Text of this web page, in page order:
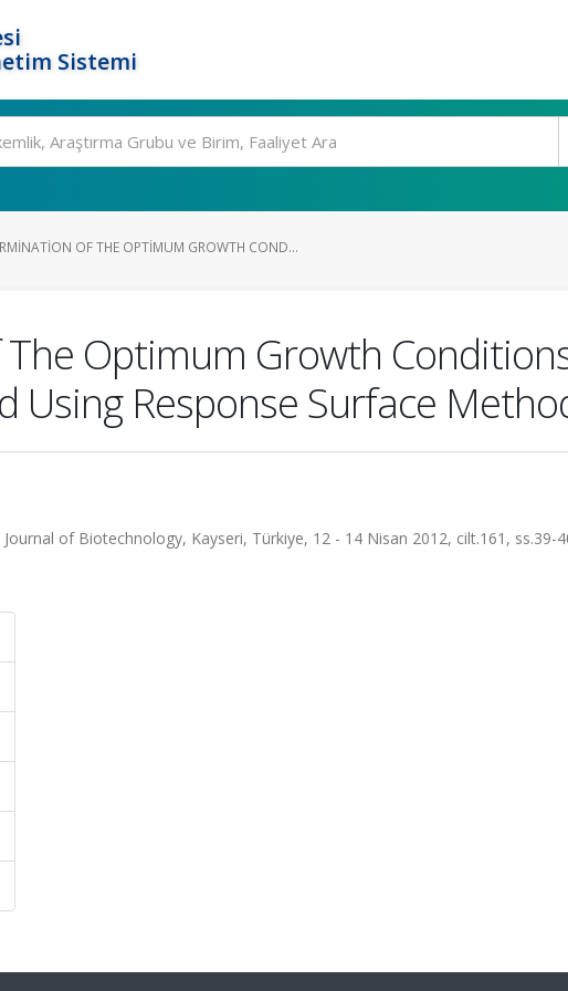
Sistemi
OF THE OPTIMUM GROWTH COND...
Optimum Growth
Using Response Surface
of Biotechnology, Kayseri, Türkiye, 12 - 14 Nisan 2012, cilt.161, ss.39-